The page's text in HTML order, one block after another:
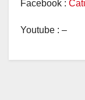
Facebook :
Youtube : –